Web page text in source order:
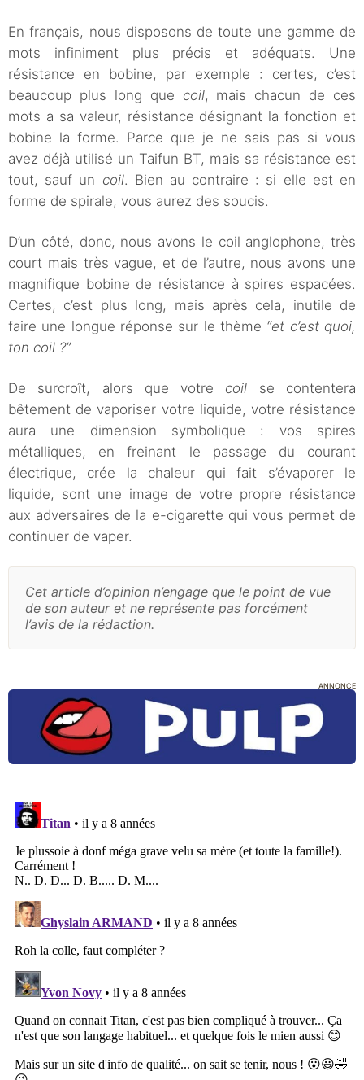
En français, nous disposons de toute une gamme de
mots infiniment plus précis et adéquats. Une
résistance en bobine, par exemple : certes, c’est
beaucoup plus long que coil, mais chacun de ces
mots a sa valeur, résistance désignant la fonction et
bobine la forme. Parce que je ne sais pas si vous
avez déjà utilisé un Taifun BT, mais sa résistance est
tout, sauf un coil. Bien au contraire : si elle est en
forme de spirale, vous aurez des soucis.
D’un côté, donc, nous avons le coil anglophone, très
court mais très vague, et de l’autre, nous avons une
magnifique bobine de résistance à spires espacées.
Certes, c’est plus long, mais après cela, inutile de
faire une longue réponse sur le thème “et c’est quoi,
ton coil ?”
De surcroît, alors que votre coil se contentera
bêtement de vaporiser votre liquide, votre résistance
aura une dimension symbolique : vos spires
métalliques, en freinant le passage du courant
électrique, crée la chaleur qui fait s’évaporer le
liquide, sont une image de votre propre résistance
aux adversaires de la e-cigarette qui vous permet de
continuer de vaper.
Cet article d’opinion n’engage que le point de vue
de son auteur et ne représente pas forcément
l’avis de la rédaction.
ANNONCE